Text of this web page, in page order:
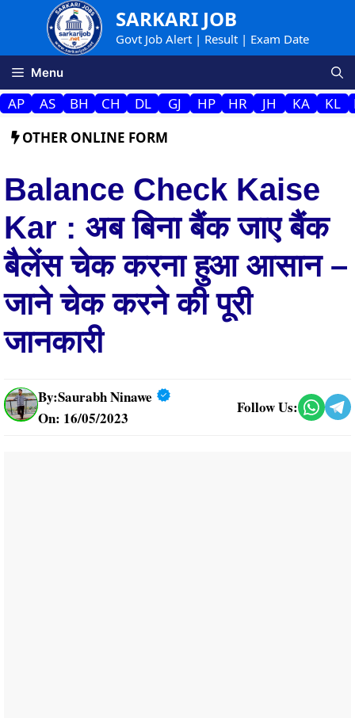
SARKARI JOB
Govt Job Alert | Result | Exam Date
Menu
AP AS BH CH DL GJ HP HR JH KA KL
OTHER ONLINE FORM
Balance Check Kaise
Kar : अब बिना बैंक जाए बैंक
बैलेंस चेक करना हुआ आसान –
जाने चेक करने की पूरी
जानकारी
By:Saurabh Ninawe
On: 16/05/2023
Follow Us: